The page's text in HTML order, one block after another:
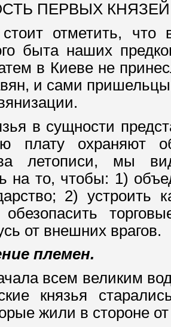
ПЕРВЫХ
отметить,
быта наших
в Киеве не
и сами
в сущности
плату охраняют
летописи, мы
на то, чтобы: 1)
2)
от внешних врагов.
племен.
всем великим
князья
жили в стороне от